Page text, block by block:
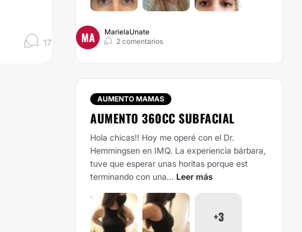
17 MA
MarielaUnate
2 comentarios
AUMENTO MAMAS
AUMENTO 360CC SUBFACIAL
Hola chicas!! Hoy me operé con el Dr.
Hemmingsen en IMQ. La experiencia bárbara,
tuve que esperar unas horitas porque est
terminando con una... Leer más
+3